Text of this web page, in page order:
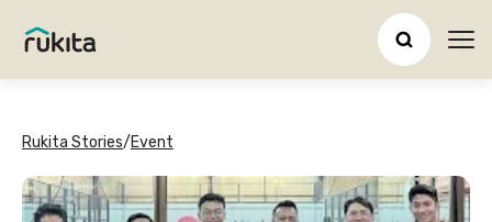
Rukita Stories/Event